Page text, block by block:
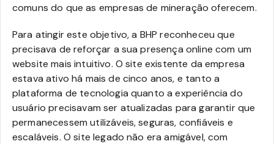
comuns do que as empresas de mineração oferecem.
Para atingir este objetivo, a BHP reconheceu que
precisava de reforçar a sua presença online com um
website mais intuitivo. O site existente da empresa
estava ativo há mais de cinco anos, e tanto a
plataforma de tecnologia quanto a experiência do
usuário precisavam ser atualizadas para garantir que
permanecessem utilizáveis, seguras, confiáveis e
escaláveis. O site legado não era amigável, com